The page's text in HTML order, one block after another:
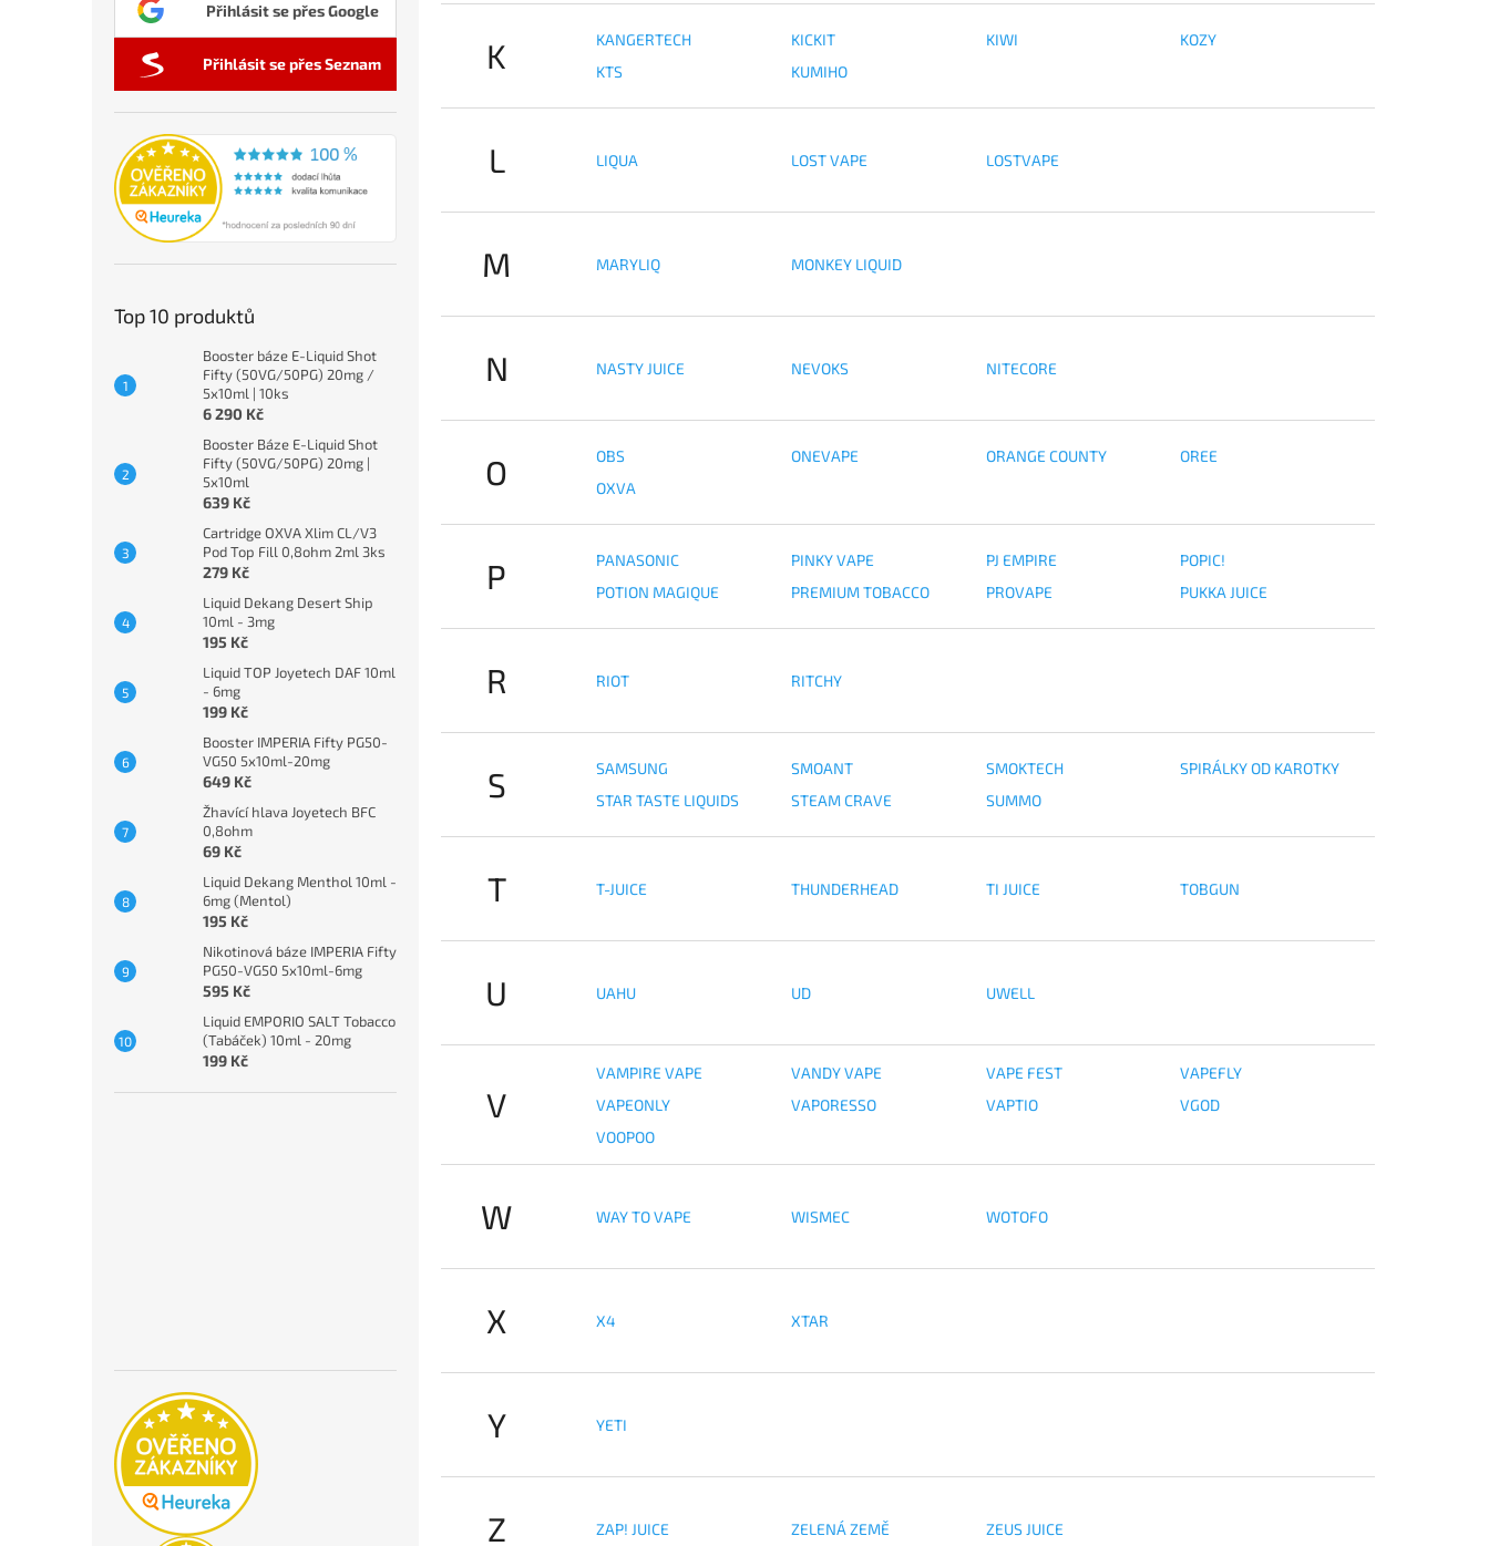
Přihlásit se přes Google
Přihlásit se přes Seznam
Top 10 produktů
Booster báze E-Liquid Shot
Fifty (50VG/50PG) 20mg /
5x10ml | 10ks
6 290 Kč
Booster Báze E-Liquid Shot
Fifty (50VG/50PG) 20mg |
5x10ml
639 Kč
Cartridge OXVA Xlim CL/V3
Pod Top Fill 0,8ohm 2ml 3ks
279 Kč
Liquid Dekang Desert Ship
10ml - 3mg
195 Kč
Liquid TOP Joyetech DAF 10ml
- 6mg
199 Kč
Booster IMPERIA Fifty PG50-
VG50 5x10ml-20mg
649 Kč
Žhavící hlava Joyetech BFC
0,8ohm
69 Kč
Liquid Dekang Menthol 10ml -
6mg (Mentol)
195 Kč
Nikotinová báze IMPERIA Fifty
PG50-VG50 5x10ml-6mg
595 Kč
Liquid EMPORIO SALT Tobacco
(Tabáček) 10ml - 20mg
199 Kč
K KANGERTECH KICKIT KIWI
KOZY
KTS
KUMIHO
L LIQUA LOST VAPE LOSTVAPE
M MARYLIQ MONKEY LIQUID
N NASTY JUICE NEVOKS NITECORE
O OBS ONEVAPE ORANGE COUNTY
OREE
OXVA
P PANASONIC PINKY VAPE PJ EMPIRE
POPIC!
POTION MAGIQUE
PREMIUM TOBACCO PROVAPE PUKKA JUICE
R RIOT RITCHY
S SAMSUNG SMOANT SMOKTECH
SPIRÁLKY OD KAROTKY
STAR TASTE LIQUIDS
STEAM CRAVE SUMMO
T T-JUICE THUNDERHEAD TI JUICE TOBGUN
U UAHU UD UWELL
V
VAMPIRE VAPE VANDY VAPE VAPE FEST
VAPEFLY
VAPEONLY
VAPORESSO VAPTIO
VGOD
VOOPOO
W WAY TO VAPE WISMEC WOTOFO
X X4 XTAR
Y YETI
Z ZAP! JUICE ZELENÁ ZEMĚ ZEUS JUICE